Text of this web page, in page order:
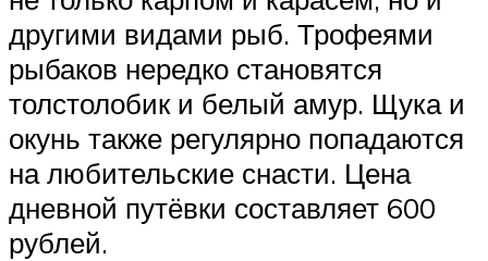
другими видами рыб. Трофеями
рыбаков нередко становятся
толстолобик и белый амур. Щука и
окунь также регулярно попадаются
на любительские снасти. Цена
дневной путёвки составляет 600
рублей.